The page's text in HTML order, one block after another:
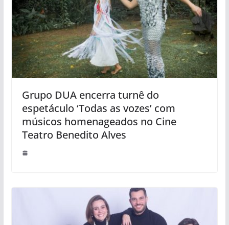
Grupo DUA encerra turnê do
espetáculo ‘Todas as vozes’ com
músicos homenageados no Cine
Teatro Benedito Alves